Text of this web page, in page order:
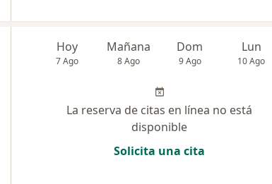
Hoy
7 Ago
Mañana
8 Ago
Dom
9 Ago
Lun
10 Ago
La reserva de citas en línea no está
disponible
Solicita una cita